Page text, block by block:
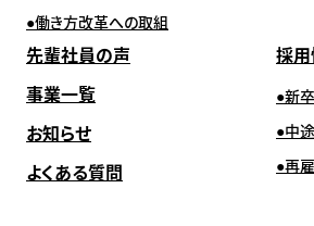
働き方改革への取組
先輩社員の声
事業一覧
お知らせ
よくある質問
採
新
中
再